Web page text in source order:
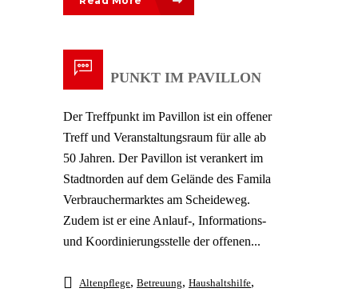
TREFFPUNKT IM PAVILLON
Der Treffpunkt im Pavillon ist ein offener
Treff und Veranstaltungsraum für alle ab
50 Jahren. Der Pavillon ist verankert im
Stadtnorden auf dem Gelände des Famila
Verbrauchermarktes am Scheideweg.
Zudem ist er eine Anlauf-, Informations-
und Koordinierungsstelle der offenen...
Altenpflege, Betreuung, Haushaltshilfe,